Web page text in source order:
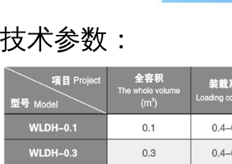
技术参数：